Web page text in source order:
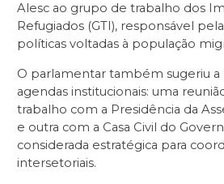
Alesc ao grupo de trabalho dos
Refugiados (GTI), responsável
políticas voltadas à população
O parlamentar também sugeriu a
agendas institucionais: uma
trabalho com a Presidência da
e outra com a Casa Civil do
considerada estratégica para
intersetoriais.